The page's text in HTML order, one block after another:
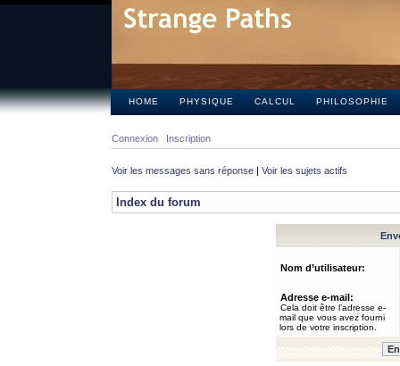
HOME PHYSIQUE CALCUL PHILOSOPHIE
Connexion Inscription
Voir les messages sans réponse | Voir les sujets actifs
Index du forum
Nom d’utilisateur:
Adresse e-mail:
Cela doit être l’adresse e-
mail que vous avez fourni
lors de votre inscription.